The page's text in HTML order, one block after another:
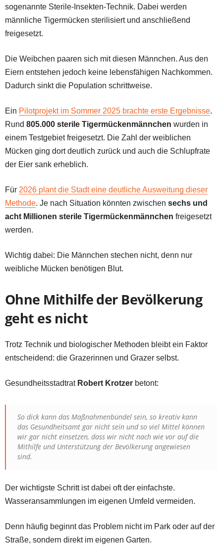
sogenannte Sterile-Insekten-Technik. Dabei werden
männliche Tigermücken sterilisiert und anschließend
freigesetzt.
Die Weibchen paaren sich mit diesen Männchen. Aus den
Eiern entstehen jedoch keine lebensfähigen Nachkommen.
Dadurch sinkt die Population schrittweise.
Ein Pilotprojekt im Sommer 2025 brachte erste Ergebnisse.
Rund 805.000 sterile Tigermückenmännchen wurden in
einem Testgebiet freigesetzt. Die Zahl der weiblichen
Mücken ging dort deutlich zurück und auch die Schlupfrate
der Eier sank erheblich.
Für 2026 plant die Stadt eine deutliche Ausweitung dieser
Methode. Je nach Situation könnten zwischen sechs und
acht Millionen sterile Tigermückenmännchen freigesetzt
werden.
Wichtig dabei: Die Männchen stechen nicht, denn nur
weibliche Mücken benötigen Blut.
Ohne Mithilfe der Bevölkerung
geht es nicht
Trotz Technik und biologischer Methoden bleibt ein Faktor
entscheidend: die Grazerinnen und Grazer selbst.
Gesundheitsstadtrat Robert Krotzer betont:
So dick kann das Maßnahmenbündel sein, so kreativ kann
das Gesundheitsamt gar nicht sein und so viel Mittel können
wir gar nicht einsetzen, dass wir nicht nach wie vor auf die
Mithilfe und Unterstützung der Bevölkerung angewiesen
sind.
Der wichtigste Schritt ist dabei oft der einfachste.
Wasseransammlungen im eigenen Umfeld vermeiden.
Denn häufig beginnt das Problem nicht im Park oder auf der
Straße, sondern direkt im eigenen Garten.